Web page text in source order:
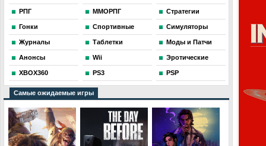
РПГ ММОРПГ Стратегии
Гонки Спортивные Симуляторы
Журналы Таблетки Моды и Патчи
Анонсы Wii Эротические
XBOX360 PS3 PSP
Самые ожидаемые игры